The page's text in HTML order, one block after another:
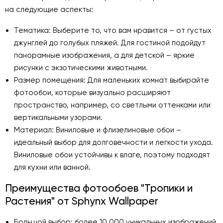
на следующие аспекты:
Тематика: Выберите то, что вам нравится – от густых
джунглей до голубых пляжей. Для гостиной подойдут
панорамные изображения, а для детской – яркие
рисунки с экзотическими животными.
Размер помещения: Для маленьких комнат выбирайте
фотообои, которые визуально расширяют
пространство, например, со светлыми оттенками или
вертикальными узорами.
Материал: Виниловые и флизелиновые обои –
идеальный выбор для долговечности и легкости ухода.
Виниловые обои устойчивы к влаге, поэтому подходят
для кухни или ванной.
Преимущества фотообоев "Тропики и
Растения" от Sphynx Wallpaper